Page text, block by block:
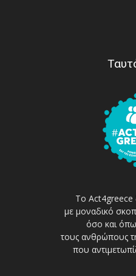
Το Act4greece
με μοναδικό
όσο και
τους ανθρώπους
που